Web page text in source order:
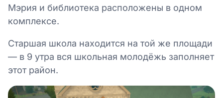
Мэрия и библиотека расположены в одном
комплексе.
Старшая школа находится на той же площади
— в 9 утра вся школьная молодёжь заполняет
этот район.